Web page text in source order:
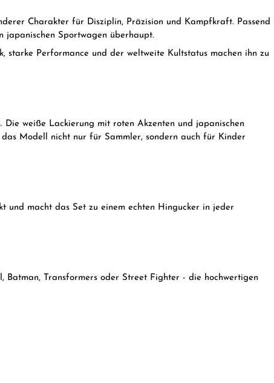
Charakter für Disziplin, Präzision und Kampfkraft. Passend
japanischen Sportwagen überhaupt.
starke Performance und der weltweite Kultstatus machen ihn zu
weiße Lackierung mit roten Akzenten und japanischen
Modell nicht nur für Sammler, sondern auch für Kinder
macht das Set zu einem echten Hingucker in jeder
Batman, Transformers oder Street Fighter - die hochwertigen